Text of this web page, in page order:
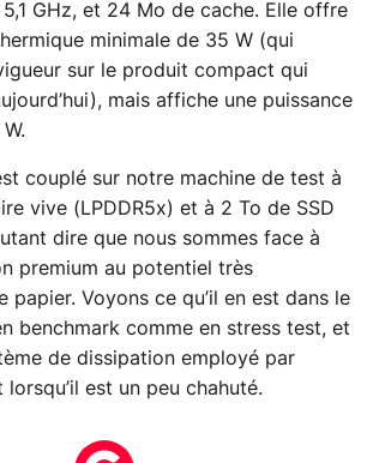
GHz, et 24 Mo de cache. Elle offre
minimale de 35 W (qui
sur le produit compact qui
mais affiche une puissance
couplé sur notre machine de test à
vive (LPDDR5x) et à 2 To de SSD
dire que nous sommes face à
premium au potentiel très
papier. Voyons ce qu’il en est dans le
benchmark comme en stress test, et
de dissipation employé par
lorsqu’il est un peu chahuté.